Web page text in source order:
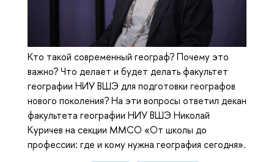
Кто такой современный географ? Почему это
важно? Что делает и будет делать факультет
географии НИУ ВШЭ для подготовки географов
нового поколения? На эти вопросы ответил декан
факультета географии НИУ ВШЭ Николай
Куричев на секции ММСО «От школы до
профессии: где и кому нужна география сегодня».